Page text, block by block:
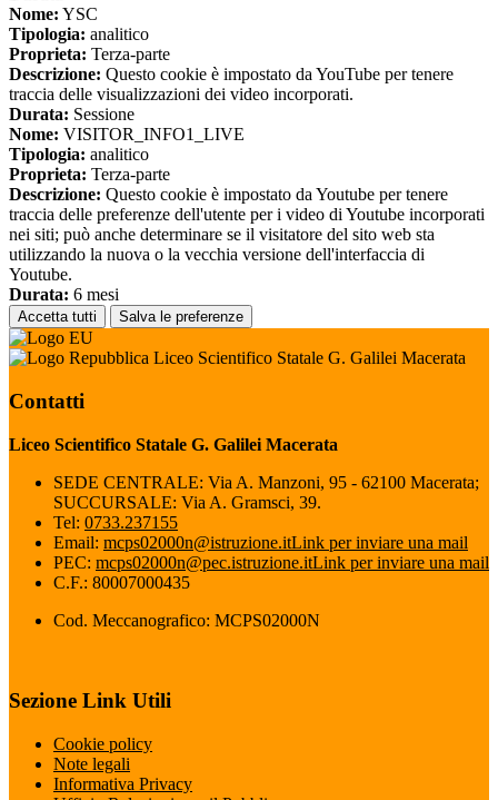
Nome: YSC
Tipologia: analitico
Proprieta: Terza-parte
Descrizione: Questo cookie è impostato da YouTube per tenere
traccia delle visualizzazioni dei video incorporati.
Durata: Sessione
Nome: VISITOR_INFO1_LIVE
Tipologia: analitico
Proprieta: Terza-parte
Descrizione: Questo cookie è impostato da Youtube per tenere
traccia delle preferenze dell'utente per i video di Youtube incorporati
nei siti; può anche determinare se il visitatore del sito web sta
utilizzando la nuova o la vecchia versione dell'interfaccia di
Youtube.
Durata: 6 mesi
Accetta tutti Salva le preferenze
Liceo Scientifico Statale G. Galilei Macerata
Contatti
Liceo Scientifico Statale G. Galilei Macerata
SEDE CENTRALE: Via A. Manzoni, 95 - 62100 Macerata;
SUCCURSALE: Via A. Gramsci, 39.
Tel: 0733.237155
Email: mcps02000n@istruzione.itLink per inviare una mail
PEC: mcps02000n@pec.istruzione.itLink per inviare una mail
C.F.: 80007000435
Cod. Meccanografico: MCPS02000N
Sezione Link Utili
Cookie policy
Note legali
Informativa Privacy